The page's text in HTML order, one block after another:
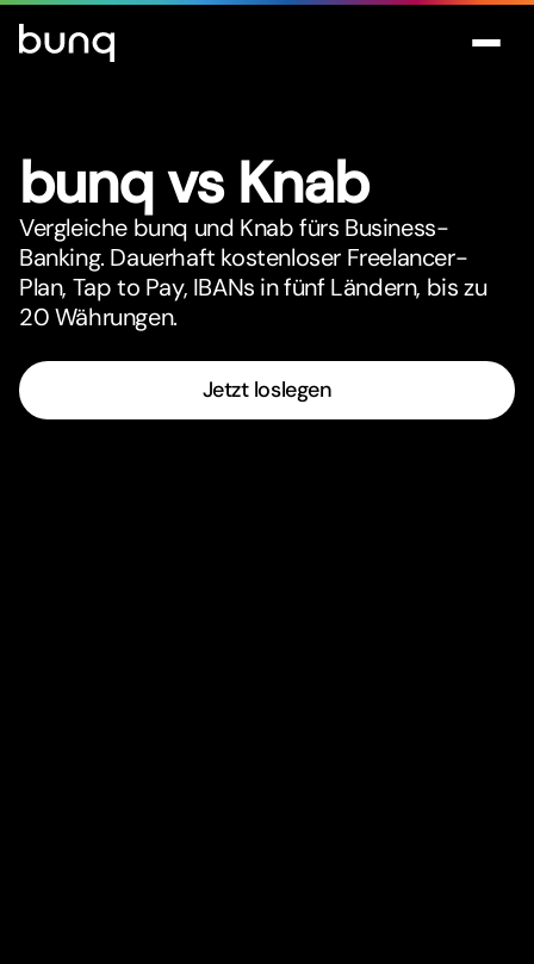
bunq vs Knab
Vergleiche bunq und Knab fürs Business-
Banking. Dauerhaft kostenloser Freelancer-
Plan, Tap to Pay, IBANs in fünf Ländern, bis zu
20 Währungen.
Jetzt loslegen